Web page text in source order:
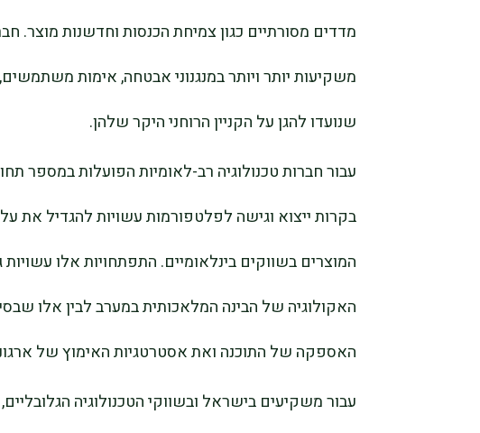
משקיעות יותר ויותר במנגנוני אבטחה, אימות
שנועדו להגן על הקניין הרוחני היקר שלהן.
עבור חברות טכנולוגיה רב-לאומיות הפועלות במספר
בקרות ייצוא וגישה לפלטפורמות עשויות להגדיל את
המוצרים בשווקים בינלאומיים. התפתחויות אלו
האקולוגיה של הבינה המלאכותית במערב לבין אלו
האספקה של התוכנה ואת אסטרטגיות האימוץ של
עבור משקיעים בישראל ובשווקי הטכנולוגיה